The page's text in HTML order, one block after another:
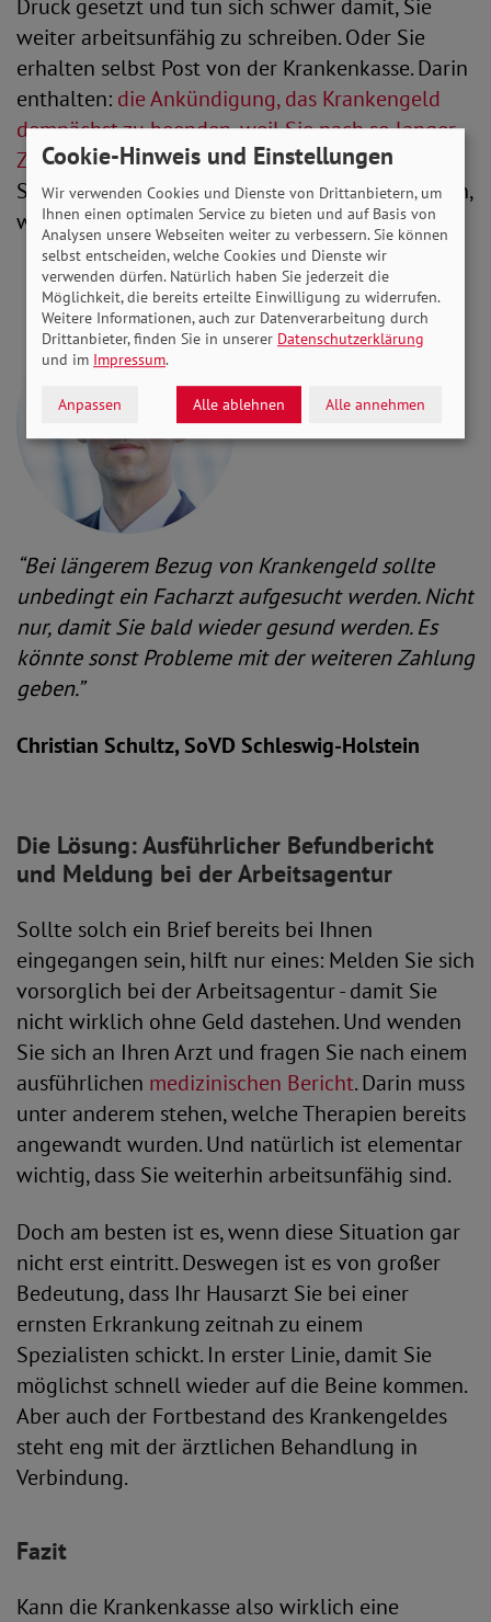
Druck gesetzt und tun sich schwer damit, Sie
weiter arbeitsunfähig zu schreiben. Oder Sie
erhalten selbst Post von der Krankenkasse. Darin
enthalten: die Ankündigung, das Krankengeld
demnächst zu beenden, weil Sie nach so langer
Zeit immer noch nicht wieder gesund sind
Sie jetzt noch keinen Facharzt aufgesucht haben,
wird es nun schwierig.
“Bei längerem Bezug von Krankengeld sollte
unbedingt ein Facharzt aufgesucht werden. Nicht
nur, damit Sie bald wieder gesund werden. Es
könnte sonst Probleme mit der weiteren Zahlung
geben.”
Christian Schultz, SoVD Schleswig-Holstein
Die Lösung: Ausführlicher Befundbericht
und Meldung bei der Arbeitsagentur
Sollte solch ein Brief bereits bei Ihnen
eingegangen sein, hilft nur eines: Melden Sie sich
vorsorglich bei der Arbeitsagentur - damit Sie
nicht wirklich ohne Geld dastehen. Und wenden
Sie sich an Ihren Arzt und fragen Sie nach einem
ausführlichen medizinischen Bericht. Darin muss
unter anderem stehen, welche Therapien bereits
angewandt wurden. Und natürlich ist elementar
wichtig, dass Sie weiterhin arbeitsunfähig sind.
Doch am besten ist es, wenn diese Situation gar
nicht erst eintritt. Deswegen ist es von großer
Bedeutung, dass Ihr Hausarzt Sie bei einer
ernsten Erkrankung zeitnah zu einem
Spezialisten schickt. In erster Linie, damit Sie
möglichst schnell wieder auf die Beine kommen.
Aber auch der Fortbestand des Krankengeldes
steht eng mit der ärztlichen Behandlung in
Verbindung.
Fazit
Kann die Krankenkasse also wirklich eine
Cookie-Hinweis und Einstellungen
Wir verwenden Cookies und Dienste von Drittanbietern, um
Ihnen einen optimalen Service zu bieten und auf Basis von
Analysen unsere Webseiten weiter zu verbessern. Sie können
selbst entscheiden, welche Cookies und Dienste wir
verwenden dürfen. Natürlich haben Sie jederzeit die
Möglichkeit, die bereits erteilte Einwilligung zu widerrufen.
Weitere Informationen, auch zur Datenverarbeitung durch
Drittanbieter, finden Sie in unserer Datenschutzerklärung
und im Impressum.
Anpassen Alle ablehnen Alle annehmen